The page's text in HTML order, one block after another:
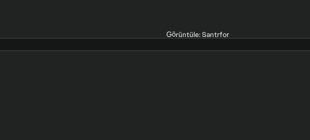
Görüntüle: Santrfor